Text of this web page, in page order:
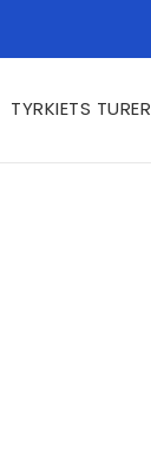
TYRKIETS